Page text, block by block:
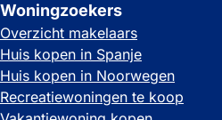
Woningzoekers
Overzicht makelaars
Huis kopen in Spanje
Huis kopen in Noorwegen
Recreatiewoningen te koop